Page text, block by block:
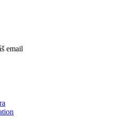
email